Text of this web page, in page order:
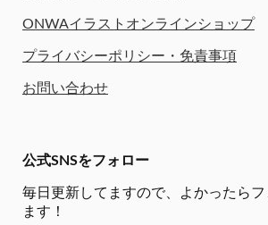
ONWAイラストオンラインショップ
プライバシーポリシー・免責事項
お問い合わせ
公式SNSをフォロー
毎日更新してますので、
よかったら
ます！